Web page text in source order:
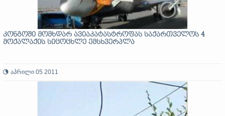
კონგოში მომხდარ ავიაკატასტროფას საქართველოს 4
მოქალაქის სიცოცხლე ემსხვერპლა
აპრილი 05 2011